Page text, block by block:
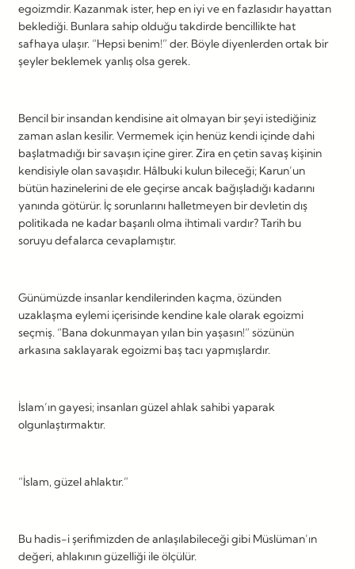
egoizmdir. Kazanmak ister, hep en iyi ve en fazlasıdır hayattan
beklediği. Bunlara sahip olduğu takdirde bencillikte hat
safhaya ulaşır. “Hepsi benim!” der. Böyle diyenlerden ortak bir
şeyler beklemek yanlış olsa gerek.
Bencil bir insandan kendisine ait olmayan bir şeyi istediğiniz
zaman aslan kesilir. Vermemek için henüz kendi içinde dahi
başlatmadığı bir savaşın içine girer. Zira en çetin savaş kişinin
kendisiyle olan savaşıdır. Hâlbuki kulun bileceği; Karun’un
bütün hazinelerini de ele geçirse ancak bağışladığı kadarını
yanında götürür. İç sorunlarını halletmeyen bir devletin dış
politikada ne kadar başarılı olma ihtimali vardır? Tarih bu
soruyu defalarca cevaplamıştır.
Günümüzde insanlar kendilerinden kaçma, özünden
uzaklaşma eylemi içerisinde kendine kale olarak egoizmi
seçmiş. “Bana dokunmayan yılan bin yaşasın!” sözünün
arkasına saklayarak egoizmi baş tacı yapmışlardır.
İslam’ın gayesi; insanları güzel ahlak sahibi yaparak
olgunlaştırmaktır.
“İslam, güzel ahlaktır.”
Bu hadis-i şerifimizden de anlaşılabileceği gibi Müslüman’ın
değeri, ahlakının güzelliği ile ölçülür.